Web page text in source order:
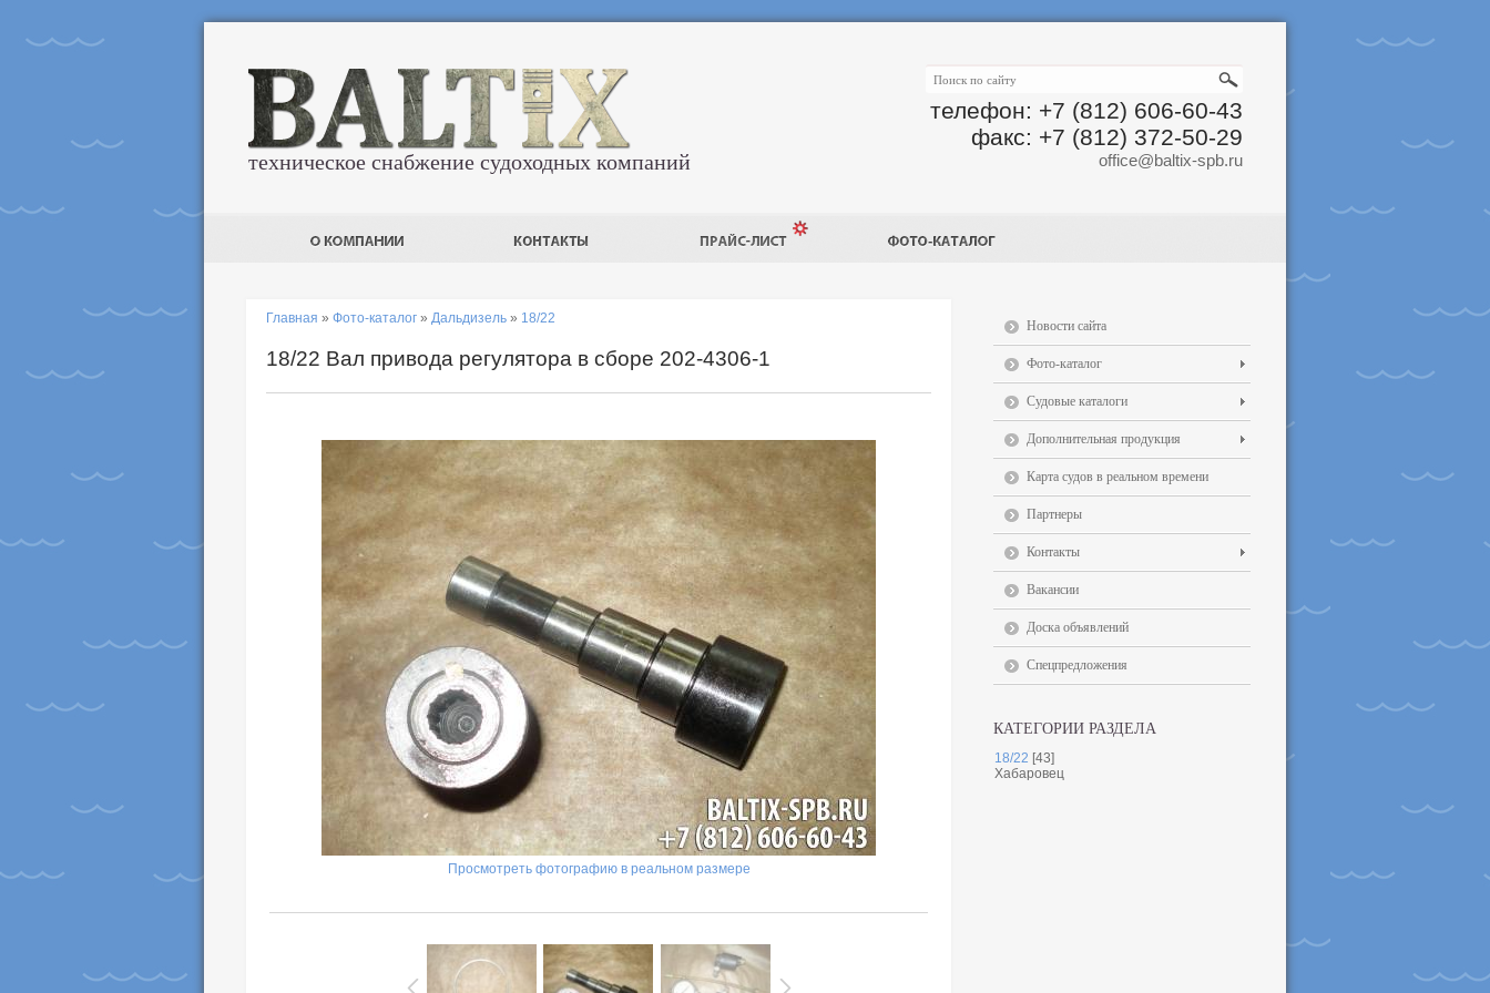
телефон: +7 (812) 606-60-43
факс: +7 (812) 372-50-29
office@baltix-spb.ru
техническое снабжение судоходных компаний
Главная » Фото-каталог » Дальдизель » 18/22
18/22 Вал привода регулятора в сборе 202-4306-1
Просмотреть фотографию в реальном размере
Новости сайта
Фото-каталог
Судовые каталоги
Дополнительная продукция
Карта судов в реальном времени
Партнеры
Контакты
Вакансии
Доска объявлений
Спецпредложения
КАТЕГОРИИ РАЗДЕЛА
18/22 [43]
Хабаровец